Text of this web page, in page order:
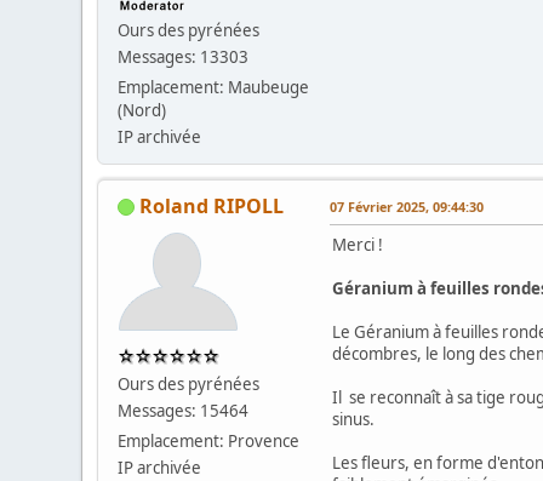
Ours des pyrénées
Messages: 13303
Emplacement: Maubeuge
(Nord)
IP archivée
Roland RIPOLL
Ours des pyrénées
Messages: 15464
Emplacement: Provence
IP archivée
07 Février 2025, 09:44:30
Merci !
Géranium à feuilles
Le Géranium à feuilles
décombres, le long des
Il se reconnaît à sa tige
sinus.
Les fleurs, en forme